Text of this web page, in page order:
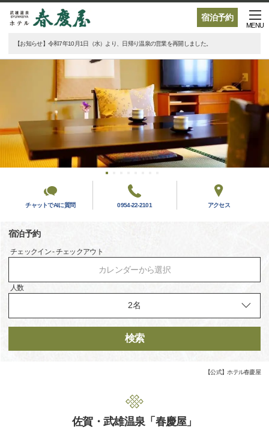
宿泊予約
MENU
【お知らせ】令和7年10月1日（水）より、日帰り温泉の営業を再開しました。
チャットでAIに質問 0954-22-2101 アクセス
宿泊予約
チェックイン - チェックアウト
カレンダーから選択
人数
検索
【公式】ホテル春慶屋
佐賀・武雄温泉「春慶屋」